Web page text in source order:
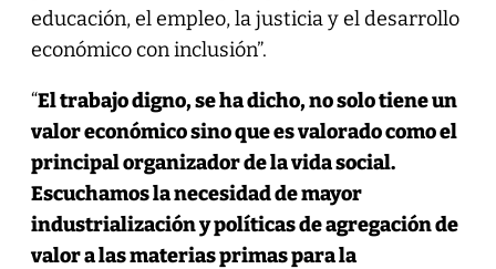
educación, el empleo, la justicia y el desarrollo
económico con inclusión”.
“El trabajo digno, se ha dicho, no solo tiene un
valor económico sino que es valorado como el
principal organizador de la vida social.
Escuchamos la necesidad de mayor
industrialización y políticas de agregación de
valor a las materias primas para la